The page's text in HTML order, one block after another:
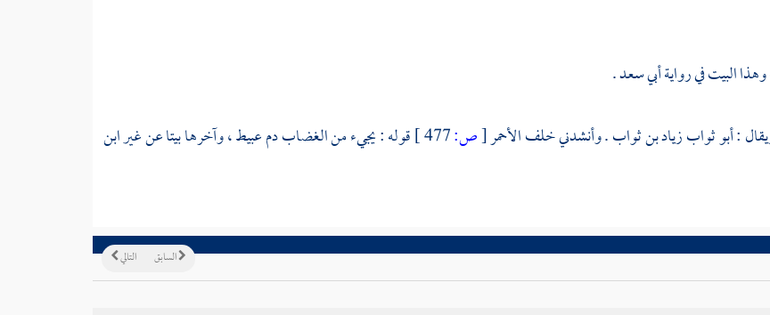
البيت في روايةأبي سعد.
:أبو ثواب زياد بن ثواب. وأنشدنيخلف الأحمر[ص: قوله : يجيء من الغضاب دم عبيط ، وآخرها بيتا عن غيرابن
التالي السابق